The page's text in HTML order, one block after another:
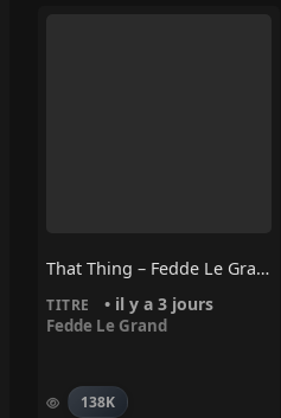
That Thing – Fedde Le Grand
TITRE • il y a 3 jours
Fedde Le Grand
138K